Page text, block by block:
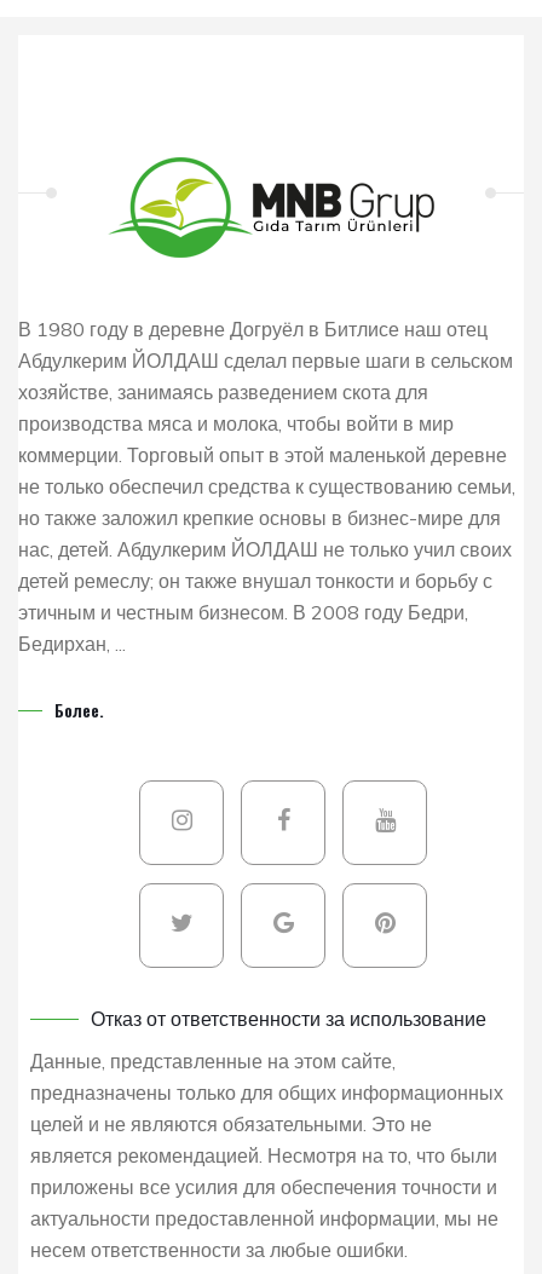
В 1980 году в деревне Догруёл в Битлисе наш отец
Абдулкерим ЙОЛДАШ сделал первые шаги в сельском
хозяйстве, занимаясь разведением скота для
производства мяса и молока, чтобы войти в мир
коммерции. Торговый опыт в этой маленькой деревне
не только обеспечил средства к существованию семьи,
но также заложил крепкие основы в бизнес-мире для
нас, детей. Абдулкерим ЙОЛДАШ не только учил своих
детей ремеслу; он также внушал тонкости и борьбу с
этичным и честным бизнесом. В 2008 году Бедри,
Бедирхан, ...
Более.
Отказ от ответственности за использование
Данные, представленные на этом сайте,
предназначены только для общих информационных
целей и не являются обязательными. Это не
является рекомендацией. Несмотря на то, что были
приложены все усилия для обеспечения точности и
актуальности предоставленной информации, мы не
несем ответственности за любые ошибки.